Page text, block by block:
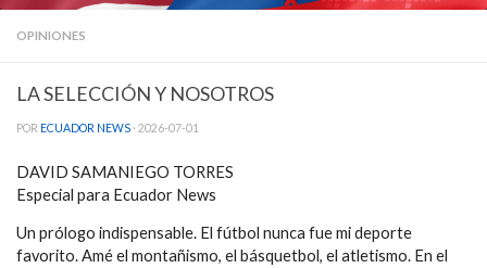
OPINIONES
LA SELECCIÓN Y NOSOTROS
POR ECUADOR NEWS · 2026-07-01
DAVID SAMANIEGO TORRES
Especial para Ecuador News
Un prólogo indispensable. El fútbol nunca fue mi deporte
favorito. Amé el montañismo, el básquetbol, el atletismo. En el